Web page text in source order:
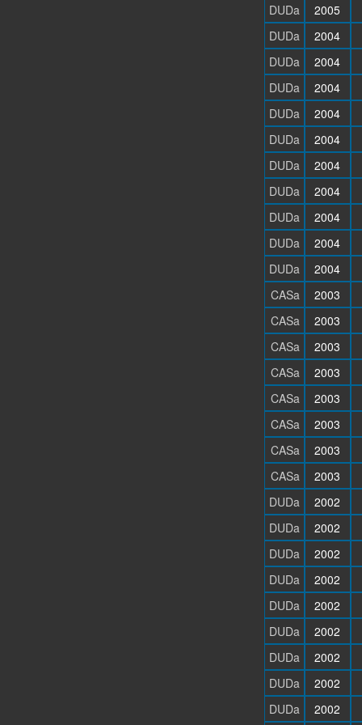
DUDa
2005
DUDa
2004
DUDa
2004
DUDa
2004
DUDa
2004
DUDa
2004
DUDa
2004
DUDa
2004
DUDa
2004
DUDa
2004
DUDa
2004
CASa
2003
CASa
2003
CASa
2003
CASa
2003
CASa
2003
CASa
2003
CASa
2003
CASa
2003
DUDa
2002
DUDa
2002
DUDa
2002
DUDa
2002
DUDa
2002
DUDa
2002
DUDa
2002
DUDa
2002
DUDa
2002